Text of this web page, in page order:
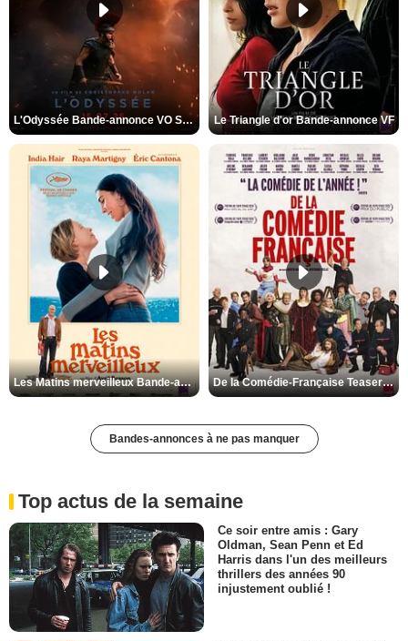
L'Odyssée Bande-annonce VO STFR Le Triangle d'or Bande-annonce VF
Les Matins merveilleux Bande-annonce VF De la Comédie-Française Teaser VF
Bandes-annonces à ne pas manquer
Top actus de la semaine
Ce soir entre amis : Gary
Oldman, Sean Penn et Ed
Harris dans l'un des meilleurs
thrillers des années 90
injustement oublié !